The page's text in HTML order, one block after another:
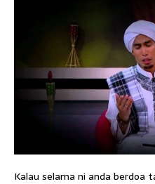
Kalau selama ni anda berdoa